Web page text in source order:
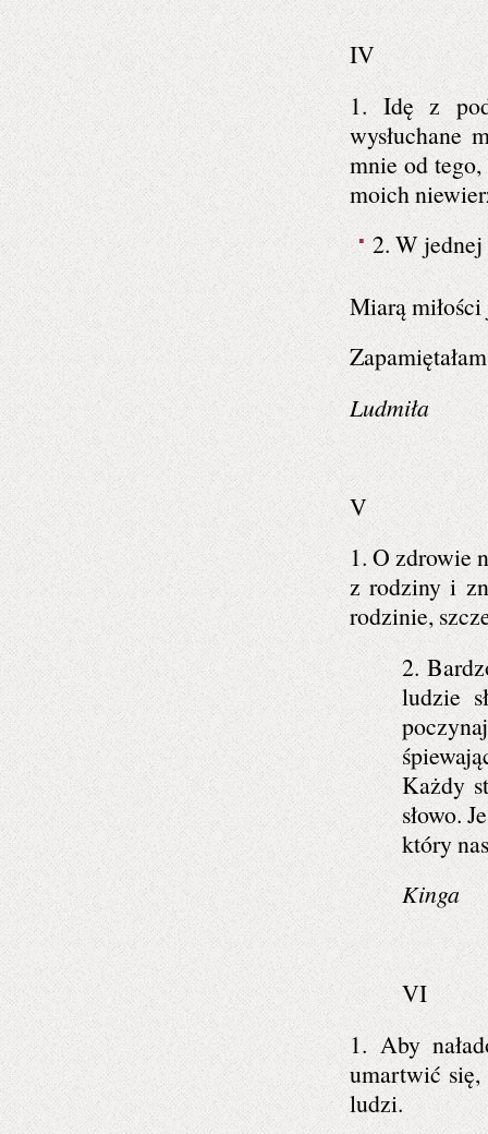
IV
1. Idę z
wysłuchane
mnie od
moich
2. W jednej
Miarą
Ludmiła
V
1. O zdrowie
z rodziny i
rodzinie,
2.
ludzie
Każdy
słowo.
który
Kinga
VI
1. Aby
umartwić się,
ludzi.